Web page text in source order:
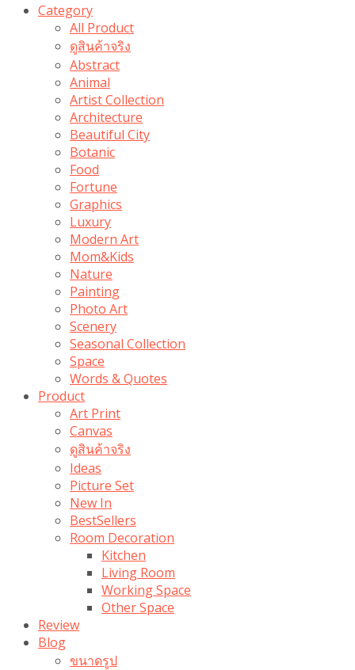
Category
All Product
ดูสินค้าจริง
Abstract
Animal
Artist Collection
Architecture
Beautiful City
Botanic
Food
Fortune
Graphics
Luxury
Modern Art
Mom&Kids
Nature
Painting
Photo Art
Scenery
Seasonal Collection
Space
Words & Quotes
Product
Art Print
Canvas
ดูสินค้าจริง
Ideas
Picture Set
New In
BestSellers
Room Decoration
Kitchen
Living Room
Working Space
Other Space
Review
Blog
ขนาดรูป